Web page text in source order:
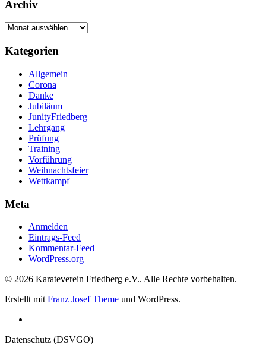
Archiv
Archiv
Kategorien
Allgemein
Corona
Danke
Jubiläum
JunityFriedberg
Lehrgang
Prüfung
Training
Vorführung
Weihnachtsfeier
Wettkampf
Meta
Anmelden
Eintrags-Feed
Kommentar-Feed
WordPress.org
© 2026 Karateverein Friedberg e.V.. Alle Rechte vorbehalten.
Erstellt mit Franz Josef Theme und WordPress.
Datenschutz (DSVGO)